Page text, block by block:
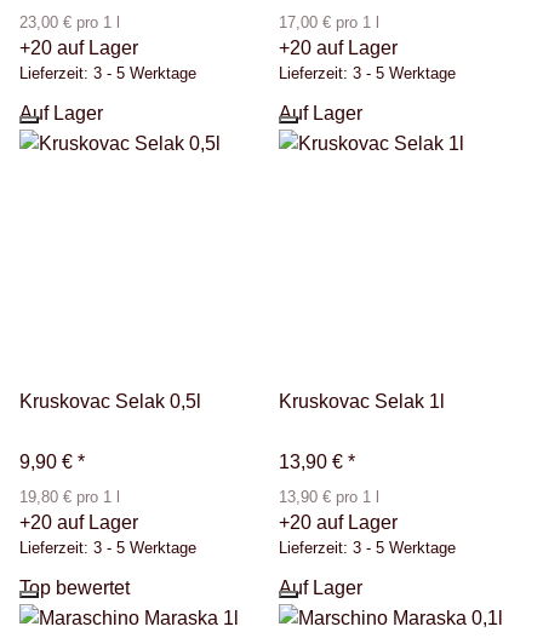
23,00 € pro 1 l
+20 auf Lager
Lieferzeit: 3 - 5 Werktage
17,00 € pro 1 l
+20 auf Lager
Lieferzeit: 3 - 5 Werktage
Auf Lager
Kruskovac Selak 0,5l
9,90 € *
19,80 € pro 1 l
+20 auf Lager
Lieferzeit: 3 - 5 Werktage
Auf Lager
Kruskovac Selak 1l
13,90 € *
13,90 € pro 1 l
+20 auf Lager
Lieferzeit: 3 - 5 Werktage
Top bewertet Auf Lager